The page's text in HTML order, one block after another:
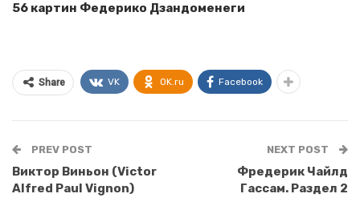
56 картин Федерико Дзандоменеги
Share VK OK.ru Facebook
PREV POST
Виктор Виньон (Victor
Alfred Paul Vignon)
NEXT POST
Фредерик Чайлд
Гассам. Раздел 2